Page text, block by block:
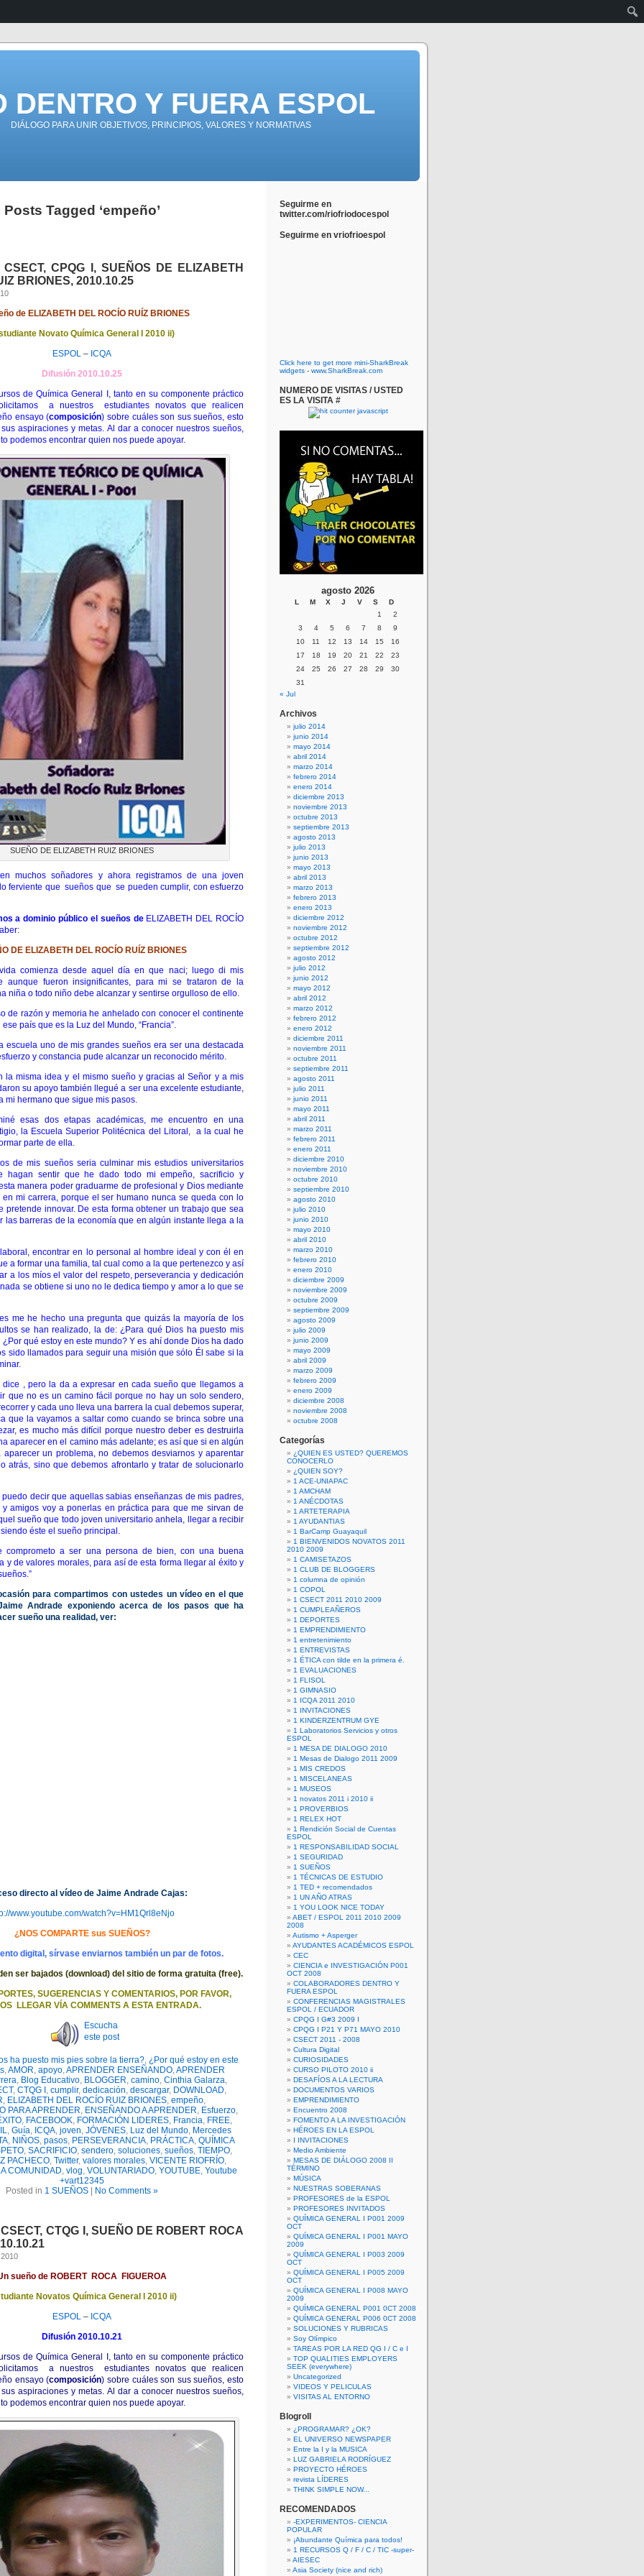
DENTRO Y FUERA ESPOL
DIÁLOGO PARA UNIR OBJETIVOS, PRINCIPIOS, VALORES Y NORMATIVAS
Posts Tagged ‘empeño’
CSECT, CPQG I, SUEÑOS DE ELIZABETH
BRIONES, 2010.10.25
de ELIZABETH DEL ROCÍO RUÍZ BRIONES
Novato Química General I 2010 ii)
ESPOL – ICQA
Difusión 2010.10.25
de Química General I, tanto en su componente práctico
a nuestros estudiantes novatos que realicen
ensayo (composición) sobre cuáles son sus sueños, esto
aspiraciones y metas. Al dar a conocer nuestros sueños,
podemos encontrar quien nos puede apoyar.
SUEÑO DE ELIZABETH RUIZ BRIONES
muchos soñadores y ahora registramos de una joven
ferviente que sueños que se pueden cumplir, con esfuerzo
a dominio público el sueños de ELIZABETH DEL ROCÍO
DE ELIZABETH DEL ROCÍO RUÍZ BRIONES
comienza desde aquel día en que naci; luego di mis
aunque fueron insignificantes, para mi se trataron de la
niña o todo niño debe alcanzar y sentirse orgulloso de ello.
de razón y memoria he anhelado con conocer el continente
país que es la Luz del Mundo, “Francia”.
escuela uno de mis grandes sueños era ser una destacada
y constancia pude alcanzar un reconocido mérito.
la misma idea y el mismo sueño y gracias al Señor y a mis
su apoyo también llegué a ser una excelente estudiante,
mi hermano que sigue mis pasos.
esas dos etapas académicas, me encuentro en una
la Escuela Superior Politécnica del Litoral, a la cual he
parte de ella.
de mis sueños seria culminar mis estudios universitarios
sentir que he dado todo mi empeño, sacrificio y
manera poder graduarme de profesional y Dios mediante
mi carrera, porque el ser humano nunca se queda con lo
pretende innovar. De esta forma obtener un trabajo que sea
las barreras de la economía que en algún instante llega a la
encontrar en lo personal al hombre ideal y con él en
a formar una familia, tal cual como a la que pertenezco y así
a los míos el valor del respeto, perseverancia y dedicación
se obtiene si uno no le dedica tiempo y amor a lo que se
me he hecho una pregunta que quizás la mayoría de los
se han realizado, la de: ¿Para qué Dios ha puesto mis
qué estoy en este mundo? Y es ahí donde Dios ha dado
sido llamados para seguir una misión que sólo Él sabe si la
dice , pero la da a expresar en cada sueño que llegamos a
que no es un camino fácil porque no hay un solo sendero,
y cada uno lleva una barrera la cual debemos superar,
que la vayamos a saltar como cuando se brinca sobre una
es mucho más difícil porque nuestro deber es destruirla
aparecer en el camino más adelante; es así que si en algún
aparecer un problema, no debemos desviarnos y aparentar
atrás, sino que debemos afrontarlo y tratar de solucionarlo
decir que aquellas sabias enseñanzas de mis padres,
y amigos voy a ponerlas en práctica para que me sirvan de
sueño que todo joven universitario anhela, llegar a recibir
éste el sueño principal.
comprometo a ser una persona de bien, con una buena
y de valores morales, para así de esta forma llegar al éxito y
para compartimos con ustedes un vídeo en el que
Andrade exponiendo acerca de los pasos que ha
sueño una realidad, ver:
directo al vídeo de Jaime Andrade Cajas:
www.youtube.com/watch?v=HM1Qrl8eNjo
¿NOS COMPARTE sus SUEÑOS?
digital, sírvase enviarnos también un par de fotos.
ser bajados (download) del sitio de forma gratuita (free).
SUGERENCIAS Y COMENTARIOS, POR FAVOR,
LLEGAR VÍA COMMENTS A ESTA ENTRADA.
Escucha
este post
ha puesto mis pies sobre la tierra?, ¿Por qué estoy en este
,AMOR, apoyo,APRENDER ENSEÑANDO,APRENDER
, Blog Educativo, BLOGGER, camino, Cinthia Galarza,
, CTQG I , cumplir, dedicación, descargar, DOWNLOAD,
, ELIZABETH DEL ROCÍO RUIZ BRIONES, empeño,
PARA APRENDER, ENSEÑANDO A APRENDER, Esfuerzo,
, FACEBOOK, FORMACIÓN LIDERES, Francia, FREE,
, Guía, ICQA, joven, JÓVENES, Luz del Mundo, Mercedes
, NIÑOS, pasos, PERSEVERANCIA, PRÁCTICA, QUÍMICA
, SACRIFICIO, sendero, soluciones, sueños, TIEMPO,
PACHECO, Twitter, valores morales, VICENTE RIOFRÍO,
COMUNIDAD, vlog, VOLUNTARIADO, YOUTUBE, Youtube
+vart12345
Posted in 1 SUEÑOS No Comments »
CTQG I, SUEÑO DE ROBERT ROCA
sueño de ROBERT ROCA FIGUEROA
Novatos Química General I 2010 ii)
ESPOL – ICQA
Difusión 2010.10.21
de Química General I, tanto en su componente práctico
a nuestros estudiantes novatos que realicen
ensayo (composición) sobre cuáles son sus sueños, esto
aspiraciones y metas. Al dar a conocer nuestros sueños,
podemos encontrar quien nos puede apoyar.
Seguirme en
twitter.com/riofriodocespol
Seguirme en vriofrioespol
Click here to get more mini-SharkBreak
widgets - www.SharkBreak.com
NUMERO DE VISITAS / USTED
ES LA VISITA #
agosto 2026
L M X J V S
D
1
2
3
4 5 6 7 8
9
10
11 12 13 14 15
16
17
18 19 20 21 22
23
24
25 26 27 28 29
30
31
« Jul
Archivos
julio 2014
junio 2014
mayo 2014
abril 2014
marzo 2014
febrero 2014
enero 2014
diciembre 2013
noviembre 2013
octubre 2013
septiembre 2013
agosto 2013
julio 2013
junio 2013
mayo 2013
abril 2013
marzo 2013
febrero 2013
enero 2013
diciembre 2012
noviembre 2012
octubre 2012
septiembre 2012
agosto 2012
julio 2012
junio 2012
mayo 2012
abril 2012
marzo 2012
febrero 2012
enero 2012
diciembre 2011
noviembre 2011
octubre 2011
septiembre 2011
agosto 2011
julio 2011
junio 2011
mayo 2011
abril 2011
marzo 2011
febrero 2011
enero 2011
diciembre 2010
noviembre 2010
octubre 2010
septiembre 2010
agosto 2010
julio 2010
junio 2010
mayo 2010
abril 2010
marzo 2010
febrero 2010
enero 2010
diciembre 2009
noviembre 2009
octubre 2009
septiembre 2009
agosto 2009
julio 2009
junio 2009
mayo 2009
abril 2009
marzo 2009
febrero 2009
enero 2009
diciembre 2008
noviembre 2008
octubre 2008
Categorías
¿QUIEN ES USTED? QUEREMOS
CONOCERLO
¿QUIEN SOY?
1 ACE-UNIAPAC
1 AMCHAM
1 ANÉCDOTAS
1 ARTETERAPIA
1 AYUDANTIAS
1 BarCamp Guayaquil
1 BIENVENIDOS NOVATOS 2011
2010 2009
1 CAMISETAZOS
1 CLUB DE BLOGGERS
1 columna de opinión
1 COPOL
1 CSECT 2011 2010 2009
1 CUMPLEAÑEROS
1 DEPORTES
1 EMPRENDIMIENTO
1 entretenimiento
1 ENTREVISTAS
1 ÉTICA con tilde en la primera é.
1 EVALUACIONES
1 FLISOL
1 GIMNASIO
1 ICQA 2011 2010
1 INVITACIONES
1 KINDERZENTRUM GYE
1 Laboratorios Servicios y otros
ESPOL
1 MESA DE DIALOGO 2010
1 Mesas de Dialogo 2011 2009
1 MIS CREDOS
1 MISCELANEAS
1 MUSEOS
1 novatos 2011 i 2010 ii
1 PROVERBIOS
1 RELEX HOT
1 Rendición Social de Cuentas
ESPOL
1 RESPONSABILIDAD SOCIAL
1 SEGURIDAD
1 SUEÑOS
1 TÉCNICAS DE ESTUDIO
1 TED + recomendados
1 UN AÑO ATRAS
1 YOU LOOK NICE TODAY
ABET / ESPOL 2011 2010 2009
2008
Autismo + Asperger
AYUDANTES ACADÉMICOS ESPOL
CEC
CIENCIA e INVESTIGACIÓN P001
OCT 2008
COLABORADORES DENTRO Y
FUERA ESPOL
CONFERENCIAS MAGISTRALES
ESPOL / ECUADOR
CPQG I G#3 2009 I
CPQG I P21 Y P71 MAYO 2010
CSECT 2011 - 2008
Cultura Digital
CURIOSIDADES
CURSO PILOTO 2010 ii
DESAFÍOS A LA LECTURA
DOCUMENTOS VARIOS
EMPRENDIMIENTO
Encuentro 2008
FOMENTO A LA INVESTIGACIÓN
HÉROES EN LA ESPOL
I INVITACIONES
Medio Ambiente
MESAS DE DIÁLOGO 2008 II
TÉRMINO
MÚSICA
NUESTRAS SOBERANAS
PROFESORES de la ESPOL
PROFESORES INVITADOS
QUÍMICA GENERAL I P001 2009
OCT
QUÍMICA GENERAL I P001 MAYO
2009
QUÍMICA GENERAL I P003 2009
OCT
QUÍMICA GENERAL I P005 2009
OCT
QUÍMICA GENERAL I P008 MAYO
2009
QUÍMICA GENERAL P001 0CT 2008
QUÍMICA GENERAL P006 0CT 2008
SOLUCIONES Y RUBRICAS
Soy Olímpico
TAREAS POR LA RED QG I / C e I
TOP QUALITIES EMPLOYERS
SEEK (everywhere)
Uncategorized
VIDEOS Y PELICULAS
VISITAS AL ENTORNO
Blogroll
¿PROGRAMAR? ¿OK?
EL UNIVERSO NEWSPAPER
Entre la I y la MUSICA
LUZ GABRIELA RODRÍGUEZ
PROYECTO HÉROES
revista LÍDERES
THINK SIMPLE NOW...
RECOMENDADOS
-EXPERIMENTOS- CIENCIA
POPULAR
¡Abundante Química para todos!
1 RECURSOS Q / F / C / TIC -super-
AIESEC
Asia Society (nice and rich)